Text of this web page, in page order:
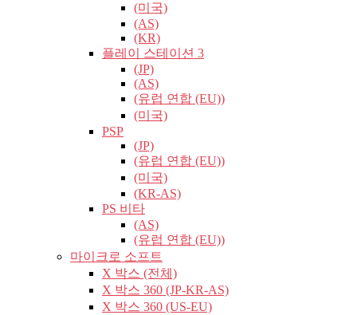
(미국)
(AS)
(KR)
플레이 스테이션 3
(JP)
(AS)
(유럽​​ 연합 (EU))
(미국)
PSP
(JP)
(유럽​​ 연합 (EU))
(미국)
(KR-AS)
PS 비타
(AS)
(유럽​​ 연합 (EU))
마이크로 소프트
X 박스 (전체)
X 박스 360 (JP-KR-AS)
X 박스 360 (US-EU)